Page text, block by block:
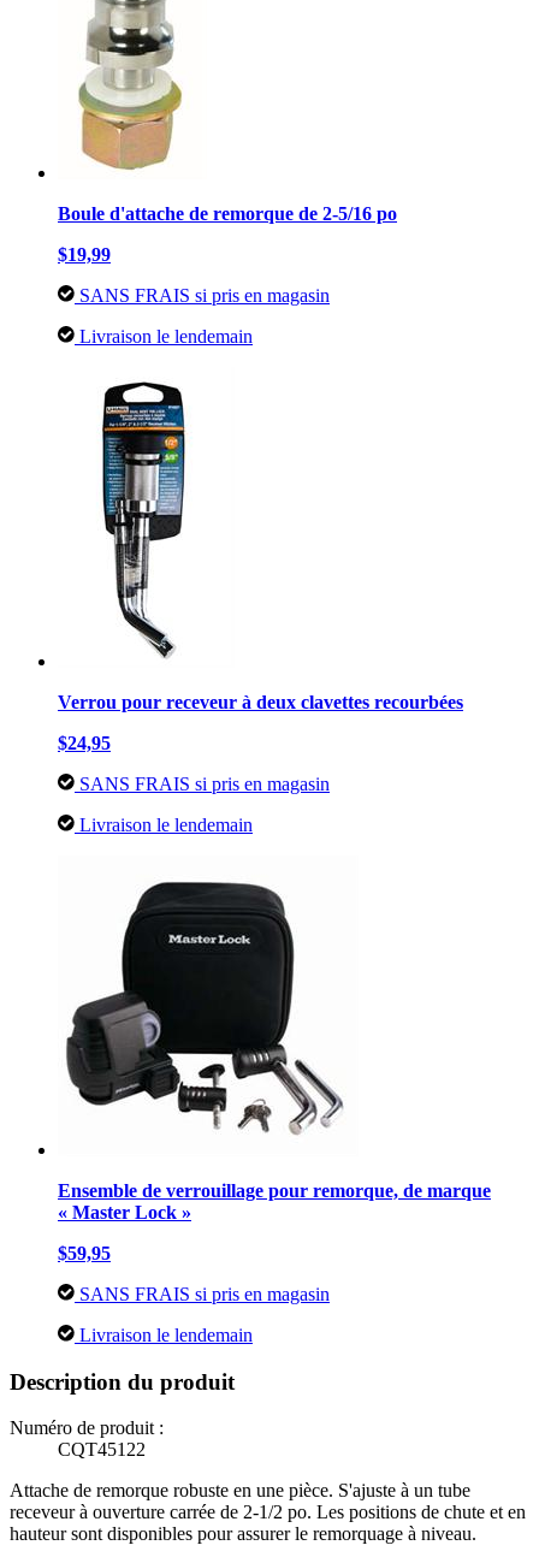
Boule d'attache de remorque de 2-5/16 po
$19,99
SANS FRAIS si pris en magasin
Livraison le lendemain
Verrou pour receveur à deux clavettes recourbées
$24,95
SANS FRAIS si pris en magasin
Livraison le lendemain
Ensemble de verrouillage pour remorque, de marque
« Master Lock »
$59,95
SANS FRAIS si pris en magasin
Livraison le lendemain
Description du produit
Numéro de produit :
CQT45122
Attache de remorque robuste en une pièce. S'ajuste à un tube
receveur à ouverture carrée de 2-1/2 po. Les positions de chute et en
hauteur sont disponibles pour assurer le remorquage à niveau.